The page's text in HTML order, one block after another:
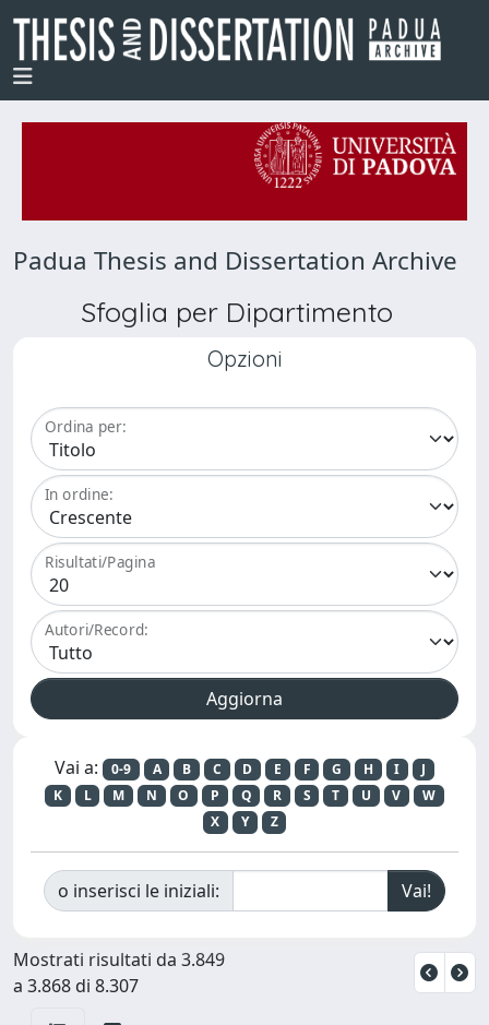
Padua Thesis and Dissertation Archive
Sfoglia per Dipartimento
Opzioni
Ordina per:
In ordine:
Risultati/Pagina
Autori/Record:
Vai a: 0-9 A B C D E F G H I
J
K
L M N O P Q R S T U V
W
X
Y Z
o inserisci le iniziali:
Mostrati risultati da 3.849
a 3.868 di 8.307